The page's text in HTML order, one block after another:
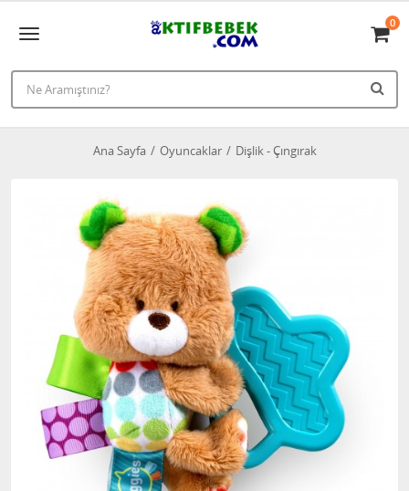
0
Ana Sayfa Oyuncaklar Dişlik - Çıngırak